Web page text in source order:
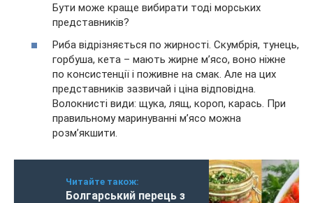
Бути може краще вибирати тоді морських
представників?
Риба відрізняється по жирності. Скумбрія, тунець,
горбуша, кета – мають жирне м’ясо, воно ніжне
по консистенції і поживне на смак. Але на цих
представників зазвичай і ціна відповідна.
Волокнисті види: щука, лящ, короп, карась. При
правильному маринуванні м’ясо можна
розм’якшити.
Читайте також:
Болгарський перець з